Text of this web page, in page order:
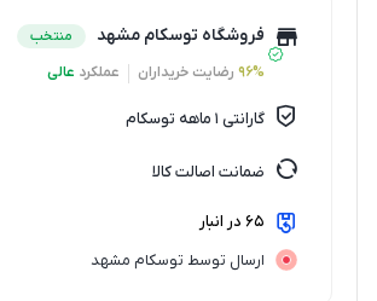
فروشگاه توسکام مشهد
منتخب
96% رضایت خریداران عملکرد عالی
گارانتی 1 ماهه توسکام
ضمانت اصالت کالا
65 در انبار
ارسال توسط توسکام مشهد